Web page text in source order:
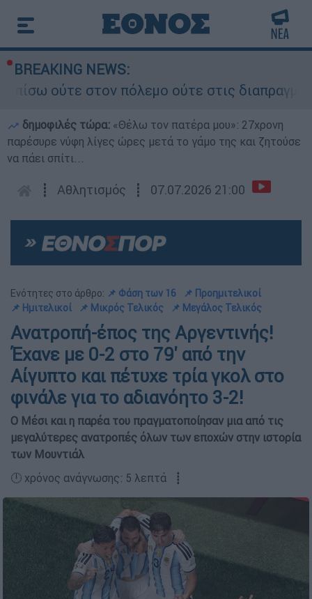
BREAKING NEWS:
στον πόλεμο ούτε στις
δημοφιλές τώρα: «Θέλω τον πατέρα μου»: 27χρονη
παρέσυρε νύφη λίγες ώρες μετά το γάμο της και ζητούσε
να πάει σπίτι...
┋ Αθλητισμός ┋ 07.07.2026 21:00
Ενότητες στο άρθρο: 📌 Φάση των 16
📌 Προημιτελικοί
📌 Ημιτελικοί
📌 Μικρός Τελικός 📌 Μεγάλος Τελικός
Ανατροπή-έπος της Αργεντινής!
Έχανε με 0-2 στο 79' από την
Αίγυπτο και πέτυχε τρία γκολ στο
φινάλε για το αδιανόητο 3-2!
Ο Μέσι και η παρέα του πραγματοποίησαν μια από τις
μεγαλύτερες ανατροπές όλων των εποχών στην ιστορία
των Μουντιάλ
🕛 χρόνος ανάγνωσης: 5 λεπτά ┋